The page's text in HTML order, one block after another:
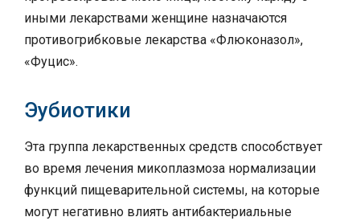
иными лекарствами женщине назначаются
противогрибковые лекарства «Флюконазол»,
«Фуцис».
Эубиотики
Эта группа лекарственных средств способствует
во время лечения микоплазмоза нормализации
функций пищеварительной системы, на которые
могут негативно влиять антибактериальные